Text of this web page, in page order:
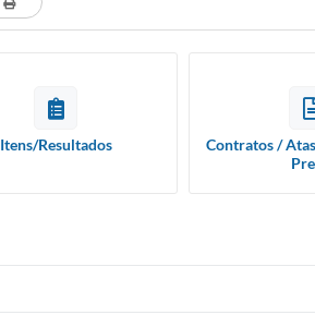
Itens/Resultados
Contratos /